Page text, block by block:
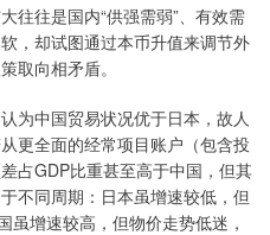
往往是国内“供强需弱”、有效需
，却试图通过本币升值来调节外
取向相矛盾。
中国贸易状况优于日本，故人
更全面的经常项目账户（包含投
占GDP比重甚至高于中国，但其
不同周期：日本虽增速较低，但
虽增速较高，但物价走势低迷，